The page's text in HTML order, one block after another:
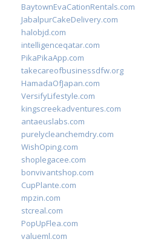
BaytownEvaCationRentals.com
JabalpurCakeDelivery.com
halobjd.com
intelligenceqatar.com
PikaPikaApp.com
takecareofbusinessdfw.org
HamadaOfJapan.com
VersifyLifestyle.com
kingscreekadventures.com
antaeuslabs.com
purelycleanchemdry.com
WishOping.com
shoplegacee.com
bonvivantshop.com
CupPlante.com
mpzin.com
stcreal.com
PopUpFlea.com
valueml.com